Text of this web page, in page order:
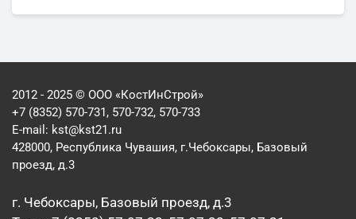
2012 - 2025 © ООО «КостИнСтрой»
+7 (8352) 570-731, 570-732, 570-733
E-mail: kst@kst21.ru
428000, Республика Чувашия, г.Чебоксары, Базовый
проезд, д.3
г. Чебоксары, Базовый проезд, д.3